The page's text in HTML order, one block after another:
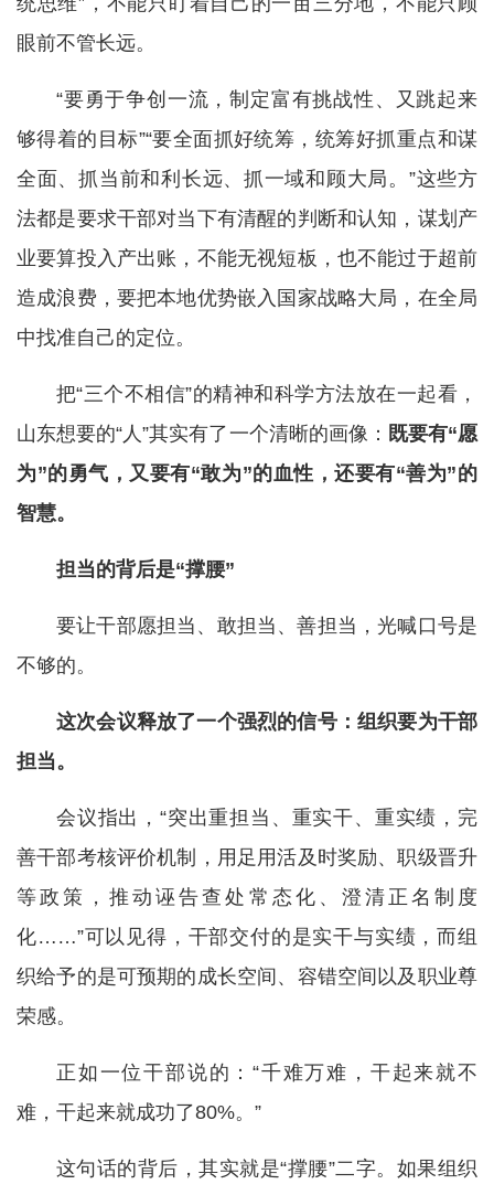
眼前不管长远。
“要勇于争创一流，制定富有挑战性、又跳起来
够得着的目标”“要全面抓好统筹，统筹好抓重点和谋
全面、抓当前和利长远、抓一域和顾大局。”这些方
法都是要求干部对当下有清醒的判断和认知，谋划产
业要算投入产出账，不能无视短板，也不能过于超前
造成浪费，要把本地优势嵌入国家战略大局，在全局
中找准自己的定位。
把“三个不相信”的精神和科学方法放在一起看，
山东想要的“人”其实有了一个清晰的画像： 既要有“愿
为”的勇气，又要有“敢为”的血性，还要有“善为”的
智慧。
担当的背后是“撑腰”
要让干部愿担当、敢担当、善担当，光喊口号是
不够的。
这次会议释放了一个强烈的信号：组织要为干部
担当。
会议指出，“突出重担当、重实干、重实绩，完
善干部考核评价机制，用足用活及时奖励、职级晋升
等政策，推动诬告查处常态化、澄清正名制度
化……”可以见得，干部交付的是实干与实绩，而组
织给予的是可预期的成长空间、容错空间以及职业尊
荣感。
正如一位干部说的：“千难万难，干起来就不
难，干起来就成功了80%。”
这句话的背后，其实就是“撑腰”二字。如果组织